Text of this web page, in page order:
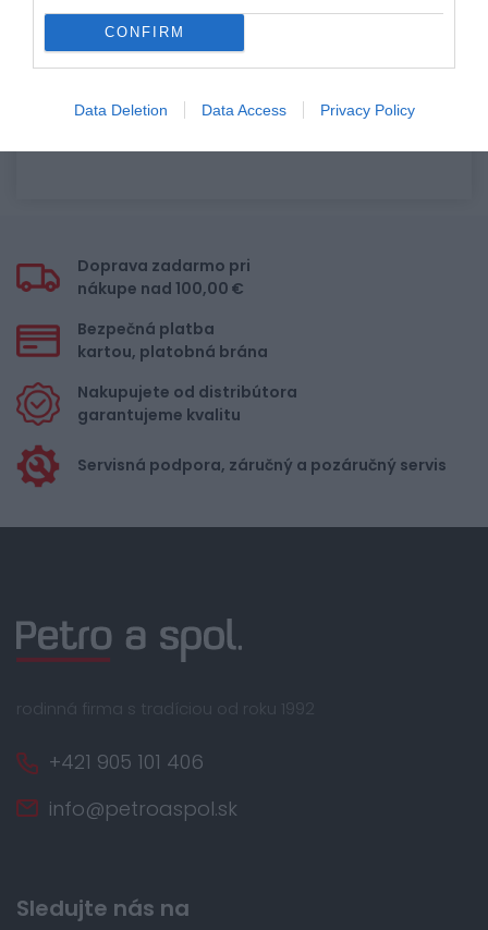
CONFIRM
Data Deletion Data Access Privacy Policy
Pre pridanie recenzie sa musíte
Doprava zadarmo pri
nákupe nad 100,00 €
Bezpečná platba
kartou, platobná brána
Nakupujete od distribútora
garantujeme kvalitu
Servisná podpora, záručný a pozáručný servis
rodinná firma s tradíciou od roku 1992
+421 905 101 406
info@petroaspol.sk
Sledujte nás na